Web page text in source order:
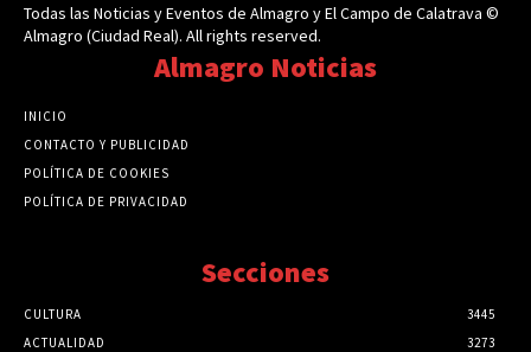
Todas las Noticias y Eventos de Almagro y El Campo de Calatrava ©
Almagro (Ciudad Real). All rights reserved.
Almagro Noticias
INICIO
CONTACTO Y PUBLICIDAD
POLÍTICA DE COOKIES
POLÍTICA DE PRIVACIDAD
Secciones
CULTURA
3445
ACTUALIDAD
3273